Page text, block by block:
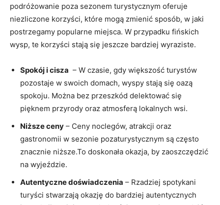
⁣podróżowanie poza sezonem turystycznym ​oferuje
niezliczone korzyści, które mogą zmienić sposób, w jaki
postrzegamy popularne miejsca. W przypadku fińskich‌
wysp, te korzyści stają ‍się jeszcze bardziej wyraziste.
Spokój ⁤i ‍cisza ⁢ – W ⁣czasie, gdy większość turystów
pozostaje w swoich domach,‍ wyspy stają się ‍oazą
spokoju. Można bez przeszkód delektować się
pięknem przyrody ‌oraz atmosferą lokalnych wsi.
Niższe ceny – Ceny noclegów, atrakcji oraz
gastronomii w ⁤sezonie pozaturystycznym ⁣są często
⁤znacznie niższe.To doskonała okazja, by zaoszczędzić
na wyjeździe.
Autentyczne doświadczenia – Rzadziej spotykani
turyści stwarzają okazję do ​bardziej autentycznych